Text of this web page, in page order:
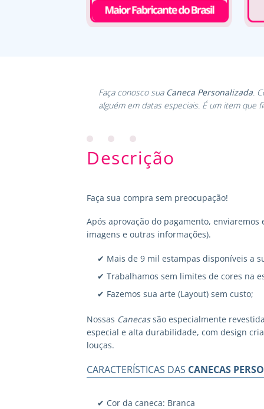
Faça conosco sua Caneca Personalizada.
alguém em datas especiais. É um item que
Descrição
Faça sua compra sem preocupação!
Após aprovação do pagamento,
imagens e outras informações).
✔ Mais de 9 mil estampas disponíveis a
✔ Trabalhamos sem limites de cores na
✔ Fazemos sua arte (Layout) sem custo;
Nossas Canecassão especialmente
especial e alta durabilidade, com design
louças.
CARACTERÍSTICAS DAS CANECAS
✔ Cor da caneca: Branca